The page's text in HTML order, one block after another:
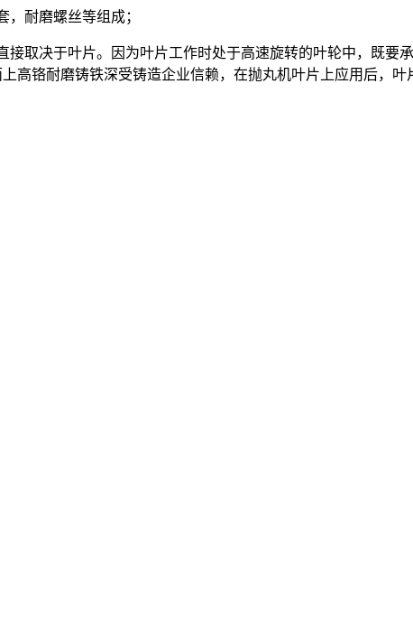
耐磨螺丝等组成；
取决于叶片。因为叶片工作时处于高速旋转的叶轮中，既要
铬耐磨铸铁深受铸造企业信赖，在抛丸机叶片上应用后，叶